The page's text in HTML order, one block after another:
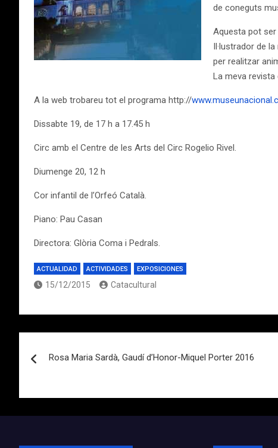
de coneguts
Aquesta pot ser
Il·lustrador de
per realitzar
La meva revista
A la web trobareu tot el programa http://
Dissabte 19, de 17 h a 17.45 h
Circ amb el Centre de les Arts del Circ Rogelio Rivel.
Diumenge 20, 12 h
Cor infantil de l’Orfeó Català.
Piano: Pau Casan
Directora: Glòria Coma i Pedrals.
ACTUALIDAD ACTIVIDADES EXPOSICIONES
15/12/2015 Catacultural
de
entradas
Rosa Maria Sardà, Gaudí d’Honor-Miquel Porter 2016